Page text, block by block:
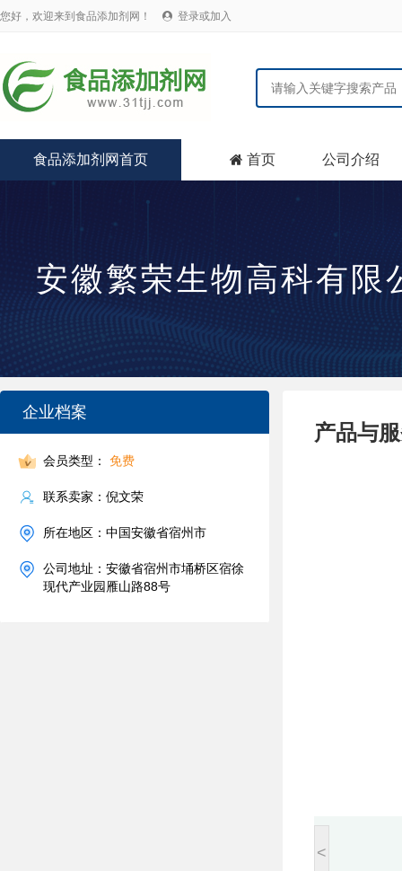
您好，欢迎来到食品添加剂网！  登录或加入
食品添加剂网首页  首页 公司介绍
安徽繁荣生物高科有限
企业档案
会员类型： 免费
联系卖家：倪文荣
所在地区：中国安徽省宿州市
公司地址：安徽省宿州市埇桥区宿徐
现代产业园雁山路88号
产品与
<